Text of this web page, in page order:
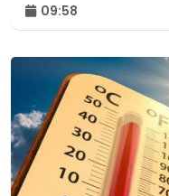
09:58